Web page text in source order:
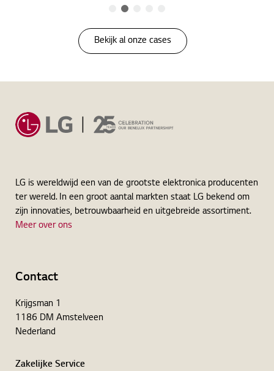
Bekijk al onze cases
LG is wereldwijd een van de grootste elektronica producenten
ter wereld. In een groot aantal markten staat LG bekend om
zijn innovaties, betrouwbaarheid en uitgebreide assortiment.
Meer over ons
Contact
Krijgsman 1
1186 DM Amstelveen
Nederland
Zakelijke Service